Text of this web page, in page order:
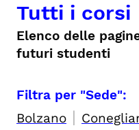
Tutti i corsi
Elenco delle
futuri studenti
Filtra per "Sede":
Bolzano |